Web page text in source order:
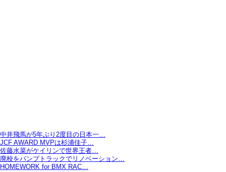
中井飛馬が5年ぶり2度目の日本一…
JCF AWARD MVPは杉浦佳子…
佐藤水菜がケイリンで世界王者…
廃校をパンプトラックでリノベーション…
HOMEWORK for BMX RAC…